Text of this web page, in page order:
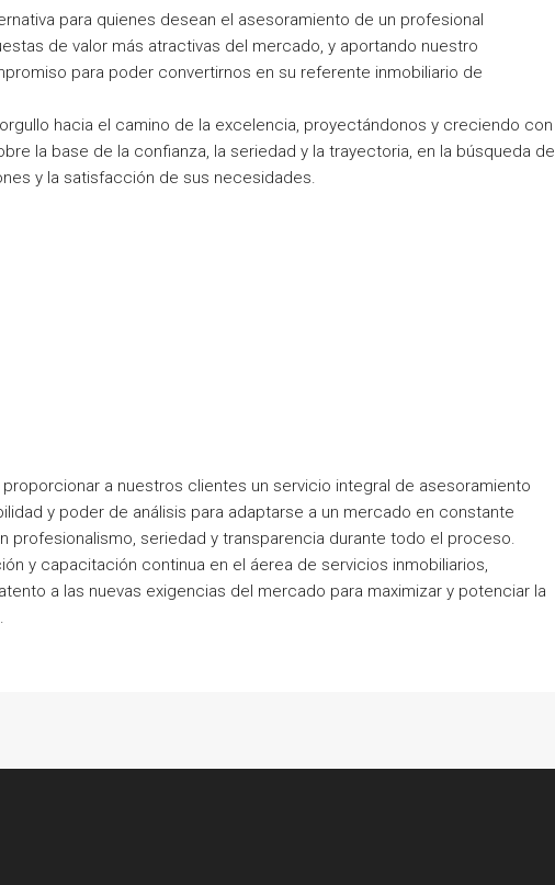
para quienes desean el asesoramiento de un profesional
de valor más atractivas del mercado, y aportando nuestro
para poder convertirnos en su referente inmobiliario de
hacia el camino de la excelencia, proyectándonos y creciendo con
la base de la confianza, la seriedad y la trayectoria, en la búsqueda de
y la satisfacción de sus necesidades.
a nuestros clientes un servicio integral de asesoramiento
y poder de análisis para adaptarse a un mercado en constante
profesionalismo, seriedad y transparencia durante todo el proceso.
y capacitación continua en el áerea de servicios inmobiliarios,
a las nuevas exigencias del mercado para maximizar y potenciar la